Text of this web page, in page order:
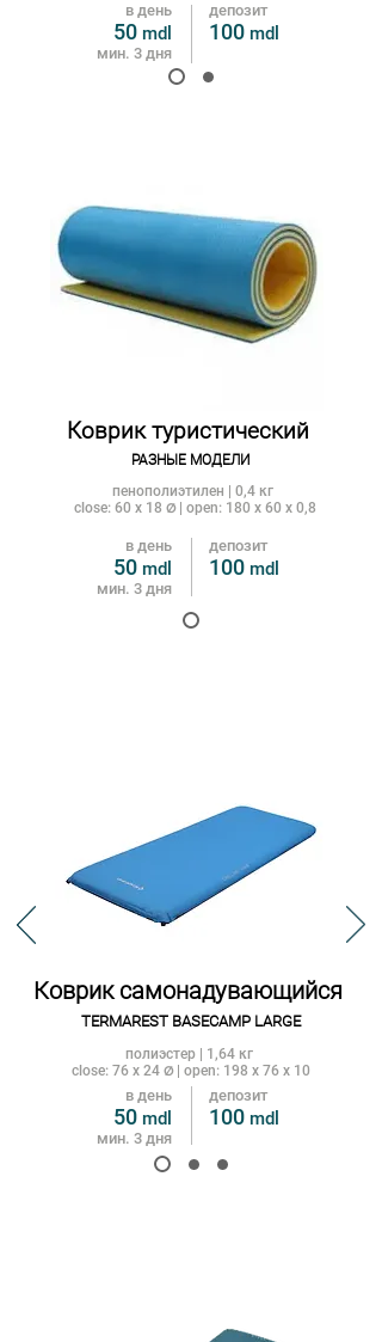
депозит
100 mdl
в день
50 mdl
мин. 3 дня
Коврик туристический
РАЗНЫЕ МОДЕЛИ
пенополиэтилен | 0,4 кг
close: 60 x 18 Ø| open: 180 x 60 x 0,8
депозит
100 mdl
в день
50 mdl
мин. 3 дня
Коврик самонадувающийся
TERMAREST BASECAMP LARGE
полиэстер | 1,64 кг
close: 76 x 24 Ø| open: 198 x 76 x 10
депозит
100 mdl
в день
50 mdl
мин. 3 дня